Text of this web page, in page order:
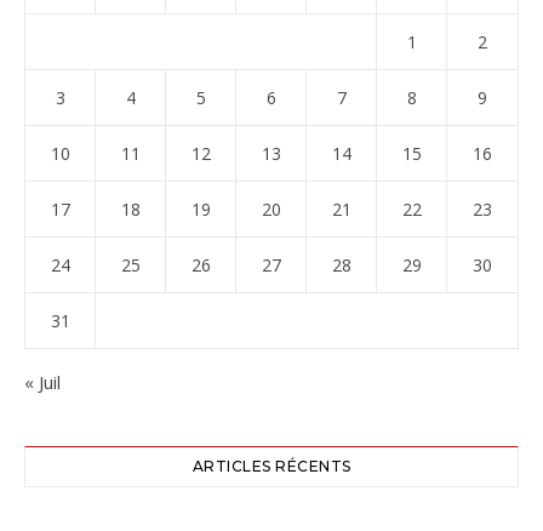
1 2
3 4 5 6 7 8 9
10 11 12 13 14 15 16
17 18 19 20 21 22 23
24 25 26 27 28 29 30
31
« Juil
ARTICLES RÉCENTS